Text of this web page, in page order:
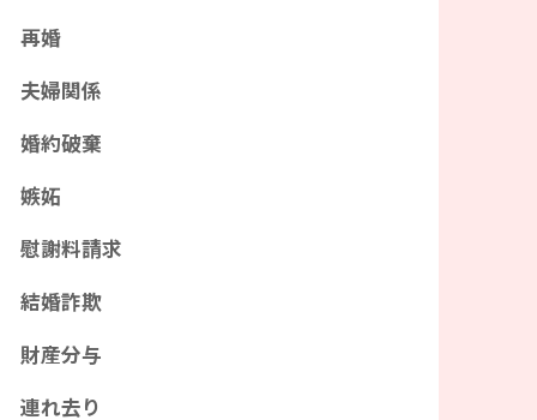
再婚
夫婦関係
婚約破棄
嫉妬
慰謝料請求
結婚詐欺
財産分与
連れ去り